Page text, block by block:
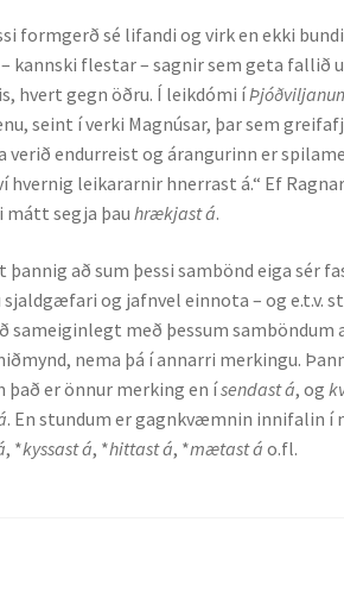
formgerð sé lifandi og virk en ekki
kannski flestar – sagnir sem geta
hvert gegn öðru. Í leikdómi í
seint í verki Magnúsar, þar sem
verið endurreist og árangurinn er
hvernig leikararnir hnerrast á.“ Ef
mátt segja þauhrækjast á.
að sum þessi sambönd eiga sér
sjaldgæfari og jafnvel einnota – og e.t.v.
sameiginlegt með þessum samböndum
nema þá í annarri merkingu.
það er önnur merking en ísendast á, og
. En stundum er gagnkvæmnin innifalin í
, *kyssast á, *hittast á, *mætast áo.fl.